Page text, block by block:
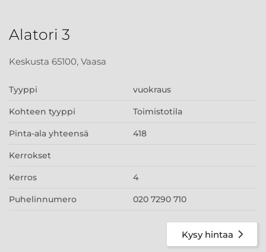
Alatori 3
Keskusta 65100, Vaasa
Tyyppi vuokraus
Kohteen tyyppi Toimistotila
Pinta-ala yhteensä 418
Kerrokset
Kerros 4
Puhelinnumero 020 7290 710
Kysy hintaa